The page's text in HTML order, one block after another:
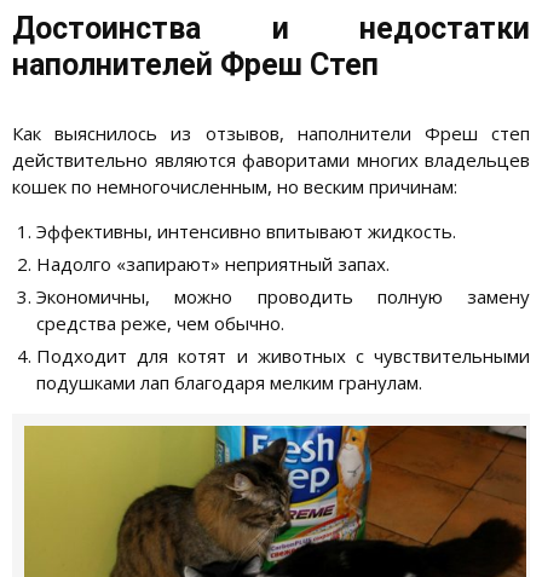
Достоинства и недостатки
наполнителей Фреш Степ
Как выяснилось из отзывов, наполнители Фреш степ
действительно являются фаворитами многих владельцев
кошек по немногочисленным, но веским причинам:
Эффективны, интенсивно впитывают жидкость.
Надолго «запирают» неприятный запах.
Экономичны, можно проводить полную замену
средства реже, чем обычно.
Подходит для котят и животных с чувствительными
подушками лап благодаря мелким гранулам.